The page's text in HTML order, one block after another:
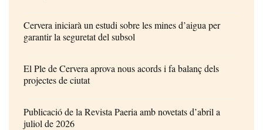
Cervera iniciarà un estudi sobre les mines d’aigua per
garantir la seguretat del subsol
El Ple de Cervera aprova nous acords i fa balanç dels
projectes de ciutat
Publicació de la Revista Paeria amb novetats d’abril a
juliol de 2026